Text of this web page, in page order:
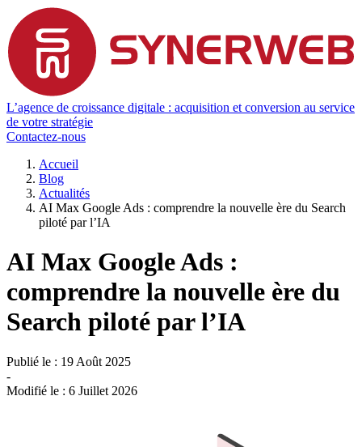
L’agence de croissance digitale : acquisition et conversion au service
de votre stratégie
Contactez-nous
Accueil
Blog
Actualités
AI Max Google Ads : comprendre la nouvelle ère du Search
piloté par l’IA
AI Max Google Ads :
comprendre la nouvelle ère du
Search piloté par l’IA
Publié le : 19 Août 2025
-
Modifié le : 6 Juillet 2026